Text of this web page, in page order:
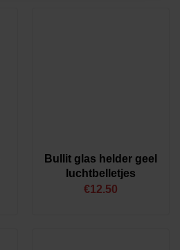
Bullit glas helder geel
luchtbelletjes
€12.50